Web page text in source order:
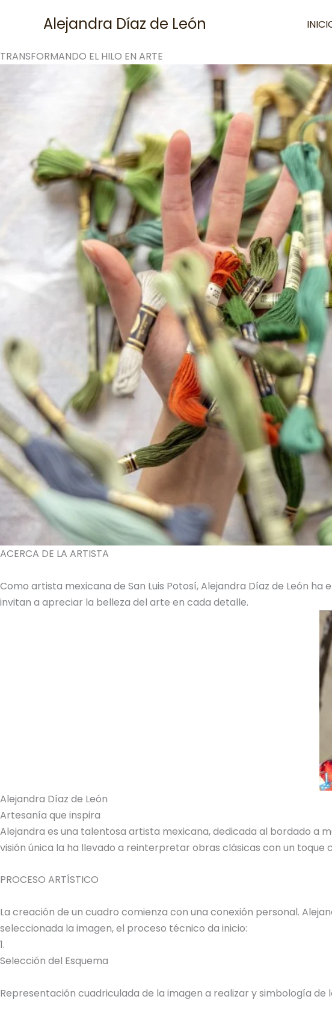
Alejandra Díaz de León
TRANSFORMANDO EL HILO EN ARTE
ACERCA DE LA ARTISTA
Como artista mexicana de San Luis Potosí, Alejandra Díaz de León
invitan a apreciar la belleza del arte en cada detalle.
Alejandra Díaz de León
Artesanía que inspira
Alejandra es una talentosa artista mexicana, dedicada al bordado a
visión única la ha llevado a reinterpretar obras clásicas con un toque
PROCESO ARTÍSTICO
La creación de un cuadro comienza con una conexión personal.
seleccionada la imagen, el proceso técnico da inicio:
1.
Selección del Esquema
Representación cuadriculada de la imagen a realizar y simbología de